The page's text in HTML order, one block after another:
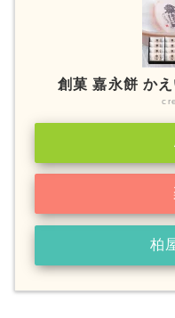
創菓 嘉永餅 か
柏